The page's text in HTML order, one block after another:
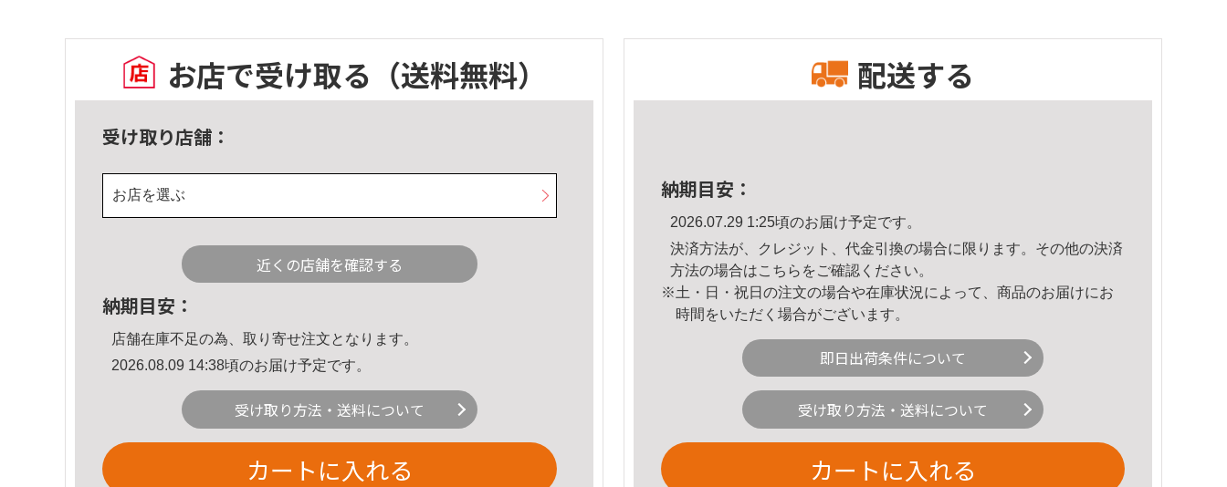
お店で受け取る （送料無料）
受け取り店舗：
お店を選ぶ
近くの店舗を確認する
納期目安：
店舗在庫不足の為、取り寄せ注文となります。
2026.08.09 14:38頃のお届け予定です。
受け取り方法・送料について
カートに入れる
配送する
納期目安：
2026.07.29 1:25頃のお届け予定です。
決済方法が、クレジット、代金引換の場合に限ります。その他の決済
方法の場合はこちら をご確認ください。
※土・日・祝日の注文の場合や在庫状況によって、商品のお届けにお
時間をいただく場合がございます。
即日出荷条件について
受け取り方法・送料について
カートに入れる